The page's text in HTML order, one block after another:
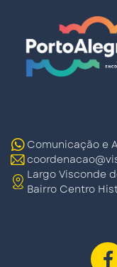
Comunicação e
Largo Visconde
Bairro Centro